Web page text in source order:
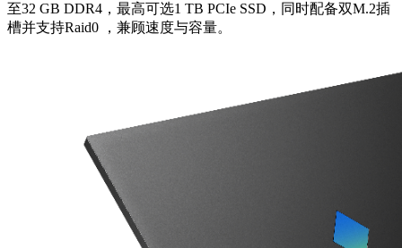
至32 GB DDR4，最高可选1 TB PCIe SSD，同时配备双M.2插
槽并支持Raid0 ，兼顾速度与容量。